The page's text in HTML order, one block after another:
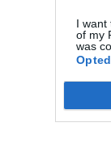
I want
of my
was